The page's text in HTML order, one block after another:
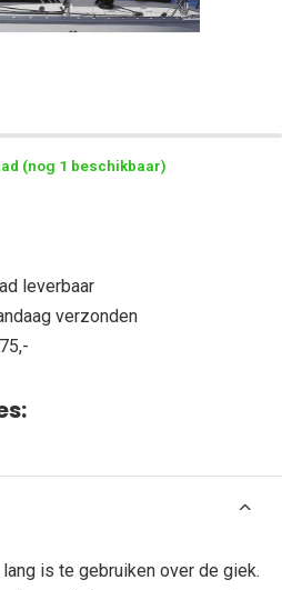
(nog 1 beschikbaar)
leverbaar
verzonden
is te gebruiken over de giek.